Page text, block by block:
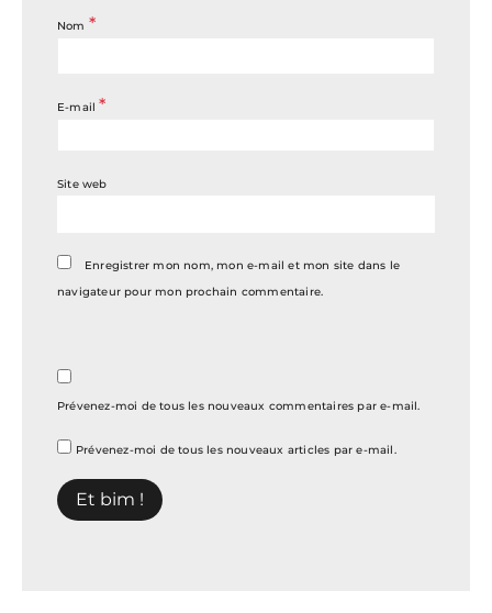
Nom *
E-mail*
Site web
Enregistrer mon nom, mon e-mail et mon site dans le
navigateur pour mon prochain commentaire.
Prévenez-moi de tous les nouveaux commentaires par e-mail.
Prévenez-moi de tous les nouveaux articles par e-mail.